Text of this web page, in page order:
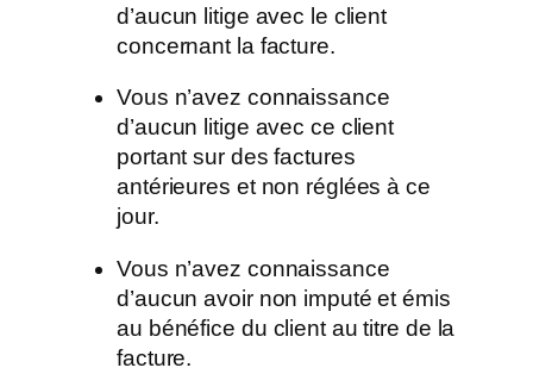
d’aucun litige avec le client
concernant la facture.
Vous n’avez connaissance
d’aucun litige avec ce client
portant sur des factures
antérieures et non réglées à ce
jour.
Vous n’avez connaissance
d’aucun avoir non imputé et émis
au bénéfice du client au titre de la
facture.